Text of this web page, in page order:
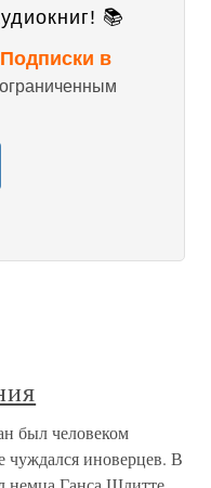
📚
в
был человеком
иноверцев. В